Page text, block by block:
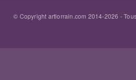
© Copyright artlorrain.com 2014-2026 -